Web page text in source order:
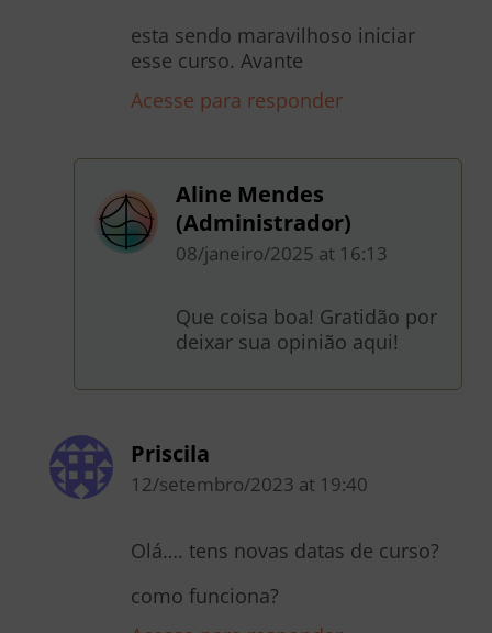
esta sendo maravilhoso iniciar
esse curso. Avante
Acesse para responder
Aline Mendes
(Administrador)
08/janeiro/2025 at 16:13
Que coisa boa! Gratidão por
deixar sua opinião aqui!
Priscila
12/setembro/2023 at 19:40
Olá…. tens novas datas de curso?
como funciona?